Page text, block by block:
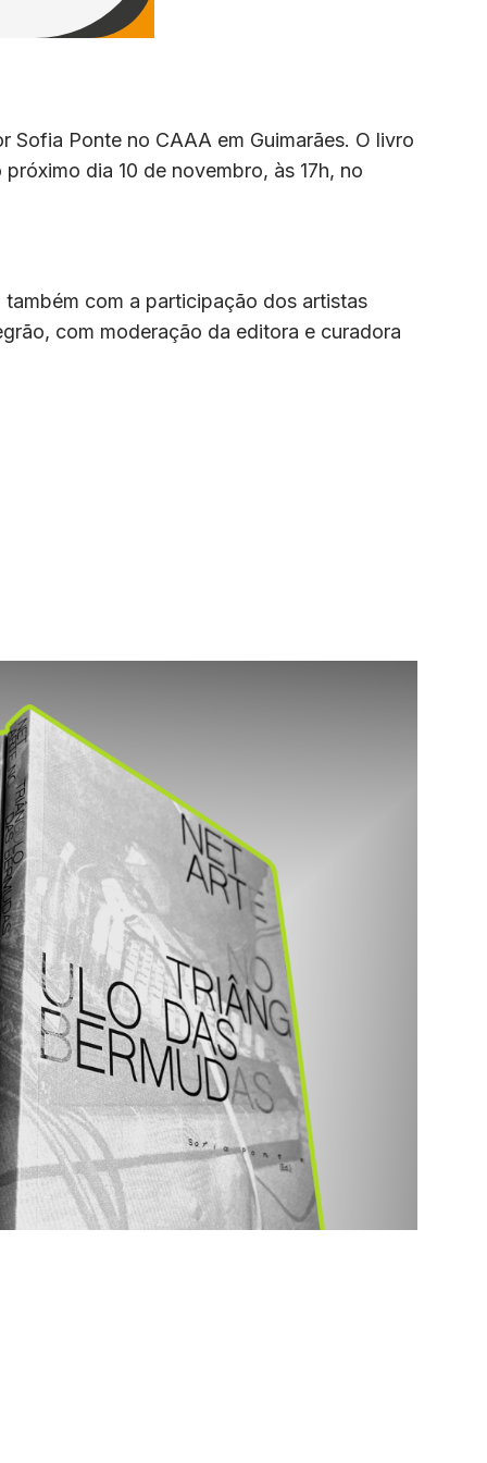
Ponte no CAAA em Guimarães. O livro
dia 10 de novembro, às 17h, no
com a participação dos artistas
com moderação da editora e curadora